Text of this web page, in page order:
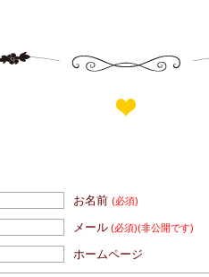
お名前(必須)
メール (必須)(非公開です)
ホームページ